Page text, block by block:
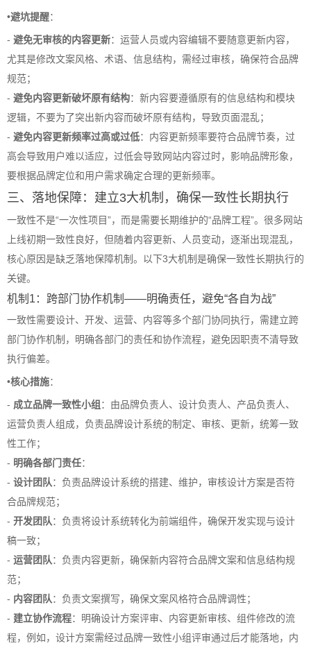
•避坑提醒：
- 避免无审核的内容更新：运营人员或内容编辑不要随意更新内容，
尤其是修改文案风格、术语、信息结构，需经过审核，确保符合品牌
规范；
- 避免内容更新破坏原有结构：新内容要遵循原有的信息结构和模块
逻辑，不要为了突出新内容而破坏原有结构，导致页面混乱；
- 避免内容更新频率过高或过低：内容更新频率要符合品牌节奏，过
高会导致用户难以适应，过低会导致网站内容过时，影响品牌形象，
要根据品牌定位和用户需求确定合理的更新频率。
三、落地保障：建立3大机制，确保一致性长期执行
一致性不是“一次性项目”，而是需要长期维护的“品牌工程”。很多网站
上线初期一致性良好，但随着内容更新、人员变动，逐渐出现混乱，
核心原因是缺乏落地保障机制。以下3大机制是确保一致性长期执行的
关键。
机制1：跨部门协作机制——明确责任，避免“各自为战”
一致性需要设计、开发、运营、内容等多个部门协同执行，需建立跨
部门协作机制，明确各部门的责任和协作流程，避免因职责不清导致
执行偏差。
•核心措施：
- 成立品牌一致性小组 ：由品牌负责人、设计负责人、产品负责人、
运营负责人组成，负责品牌设计系统的制定、审核、更新，统筹一致
性工作；
- 明确各部门责任：
- 设计团队：负责品牌设计系统的搭建、维护，审核设计方案是否符
合品牌规范；
- 开发团队：负责将设计系统转化为前端组件，确保开发实现与设计
稿一致；
- 运营团队：负责内容更新，确保新内容符合品牌文案和信息结构规
范；
- 内容团队：负责文案撰写，确保文案风格符合品牌调性；
- 建立协作流程：明确设计方案评审、内容更新审核、组件修改的流
程，例如，设计方案需经过品牌一致性小组评审通过后才能落地，内